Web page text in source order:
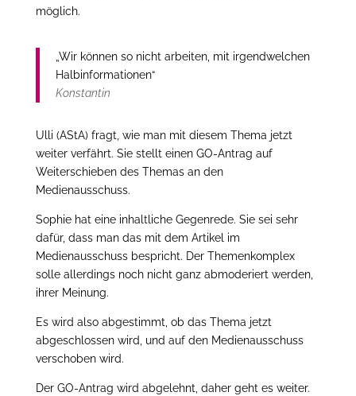
möglich.
„Wir können so nicht arbeiten, mit irgendwelchen
Halbinformationen“
Konstantin
Ulli (AStA) fragt, wie man mit diesem Thema jetzt
weiter verfährt. Sie stellt einen GO-Antrag auf
Weiterschieben des Themas an den
Medienausschuss.
Sophie hat eine inhaltliche Gegenrede. Sie sei sehr
dafür, dass man das mit dem Artikel im
Medienausschuss bespricht. Der Themenkomplex
solle allerdings noch nicht ganz abmoderiert werden,
ihrer Meinung.
Es wird also abgestimmt, ob das Thema jetzt
abgeschlossen wird, und auf den Medienausschuss
verschoben wird.
Der GO-Antrag wird abgelehnt, daher geht es weiter.